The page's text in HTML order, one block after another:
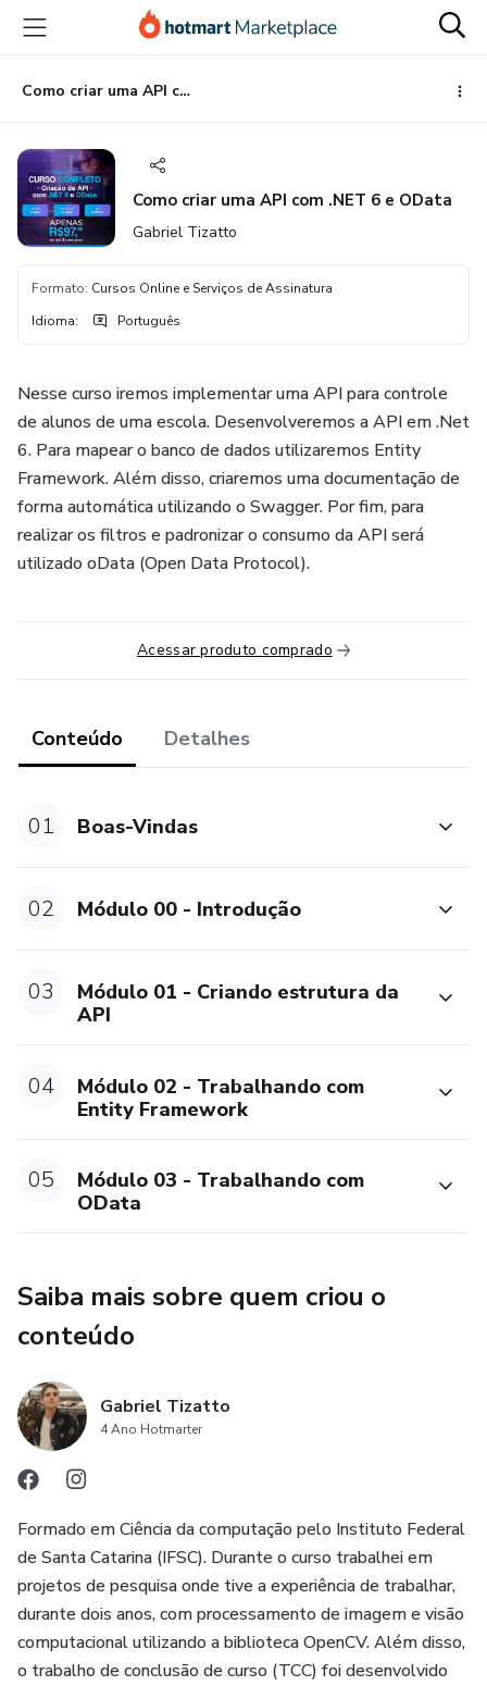
para
conteúdo
principal
para
pagamento
para
rodapé
Como criar uma API com .NET 6 e OData
Como criar uma API com .NET 6 e OData
Gabriel Tizatto
Formato: Cursos Online e Serviços de Assinatura
Idioma: Português
Nesse curso iremos implementar uma API para controle
de alunos de uma escola. Desenvolveremos a API em .Net
6. Para mapear o banco de dados utilizaremos Entity
Framework. Além disso, criaremos uma documentação de
forma automática utilizando o Swagger. Por fim, para
realizar os filtros e padronizar o consumo da API será
utilizado oData (Open Data Protocol).
Acessar produto comprado
Conteúdo Detalhes
01 Boas-Vindas
02 Módulo 00 - Introdução
03
Módulo 01 - Criando estrutura da
API
04
Módulo 02 - Trabalhando com
Entity Framework
05
Módulo 03 - Trabalhando com
OData
Saiba mais sobre quem criou o
conteúdo
Gabriel Tizatto
4 Ano Hotmarter
Formado em Ciência da computação pelo Instituto Federal
de Santa Catarina (IFSC). Durante o curso trabalhei em
projetos de pesquisa onde tive a experiência de trabalhar,
durante dois anos, com processamento de imagem e visão
computacional utilizando a biblioteca OpenCV. Além disso,
o trabalho de conclusão de curso (TCC) foi desenvolvido